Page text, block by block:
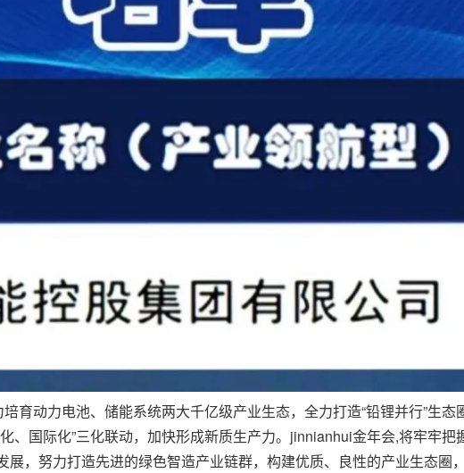
育动力电池、储能系统两大千亿级产业生态，全力打造“铅锂并行”生态
、国际化”三化联动，加快形成新质生产力。jinnianhui金年会,将牢牢把
，努力打造先进的绿色智造产业链群，构建优质、良性的产业生态圈，